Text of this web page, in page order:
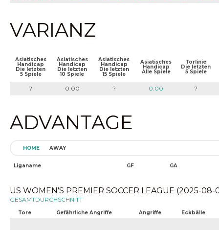
VARIANZ
Asiatisches
Handicap
Die letzten
5 Spiele
Asiatisches
Handicap
Die letzten
10 Spiele
Asiatisches
Handicap
Die letzten
15 Spiele
Asiatisches
Handicap
Alle Spiele
Torlinie
Die letzten
5 Spiele
? 0.00 ? 0.00 ?
ADVANTAGE
HOME AWAY
Liganame GF GA
US WOMEN'S PREMIER SOCCER LEAGUE (2025-
GESAMTDURCHSCHNITT
Tore Gefährliche Angriffe Angriffe Eckbälle